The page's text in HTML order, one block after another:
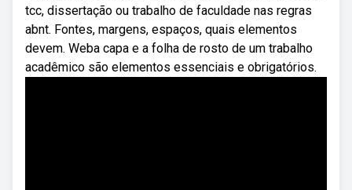
tcc, dissertação ou trabalho de faculdade nas regras
abnt. Fontes, margens, espaços, quais elementos
devem. Weba capa e a folha de rosto de um trabalho
acadêmico são elementos essenciais e obrigatórios.